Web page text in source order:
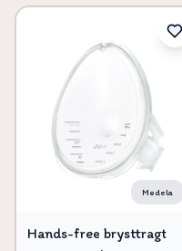
Medela
Hands-free brysttragt